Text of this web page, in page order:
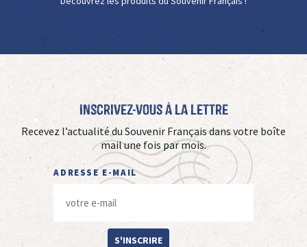
Inscrivez-vous à La Lettre
Recevez l’actualité du Souvenir Français dans votre boîte
mail une fois par mois.
ADRESSE E-MAIL
S'INSCRIRE